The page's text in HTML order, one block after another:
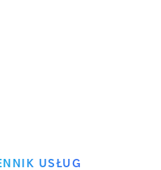
USŁUG